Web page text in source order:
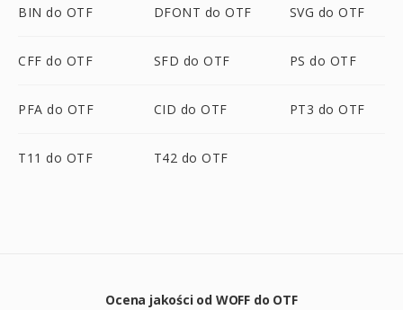
BIN do OTF DFONT do OTF SVG do OTF
CFF do OTF SFD do OTF PS do OTF
PFA do OTF CID do OTF PT3 do OTF
T11 do OTF T42 do OTF
Ocena jakości od WOFF do OTF